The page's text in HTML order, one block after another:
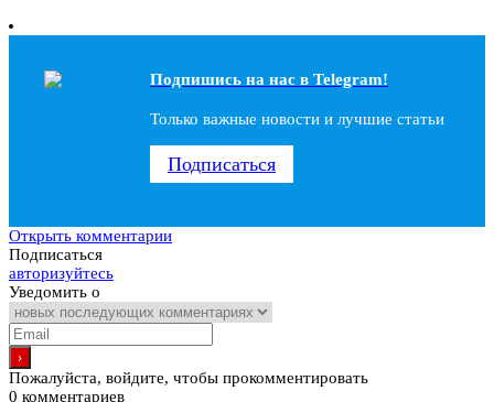
Подпишись на наc в Telegram!
Только важные новости и лучшие статьи
Подписаться
Открыть комментарии
Подписаться
авторизуйтесь
Уведомить о
Пожалуйста, войдите, чтобы прокомментировать
0 комментариев